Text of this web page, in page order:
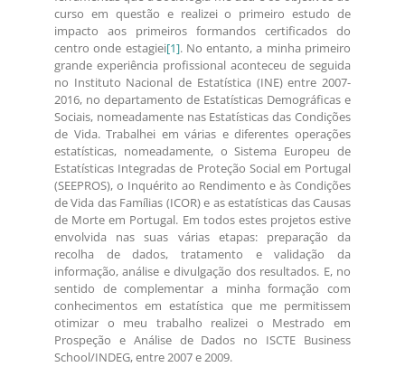
curso em questão e realizei o primeiro estudo de
impacto aos primeiros formandos certificados do
centro onde estagiei[1]. No entanto, a minha primeiro
grande experiência profissional aconteceu de seguida
no Instituto Nacional de Estatística (INE) entre 2007-
2016, no departamento de Estatísticas Demográficas e
Sociais, nomeadamente nas Estatísticas das Condições
de Vida. Trabalhei em várias e diferentes operações
estatísticas, nomeadamente, o Sistema Europeu de
Estatísticas Integradas de Proteção Social em Portugal
(SEEPROS), o Inquérito ao Rendimento e às Condições
de Vida das Famílias (ICOR) e as estatísticas das Causas
de Morte em Portugal. Em todos estes projetos estive
envolvida nas suas várias etapas: preparação da
recolha de dados, tratamento e validação da
informação, análise e divulgação dos resultados. E, no
sentido de complementar a minha formação com
conhecimentos em estatística que me permitissem
otimizar o meu trabalho realizei o Mestrado em
Prospeção e Análise de Dados no ISCTE Business
School/INDEG, entre 2007 e 2009.